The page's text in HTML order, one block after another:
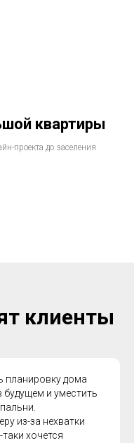
квартиры
проекта до заселения
клиенты
планировку дома
будущем и уместить
из-за нехватки
хочется